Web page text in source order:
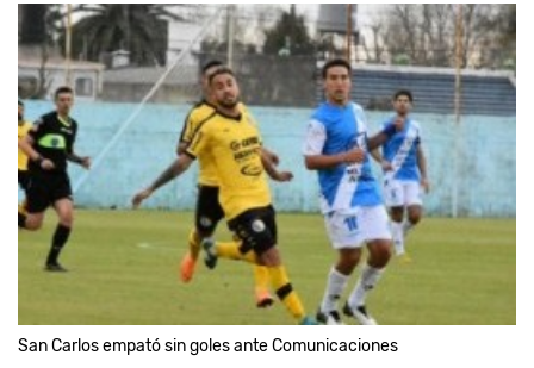
San Carlos empató sin goles ante Comunicaciones